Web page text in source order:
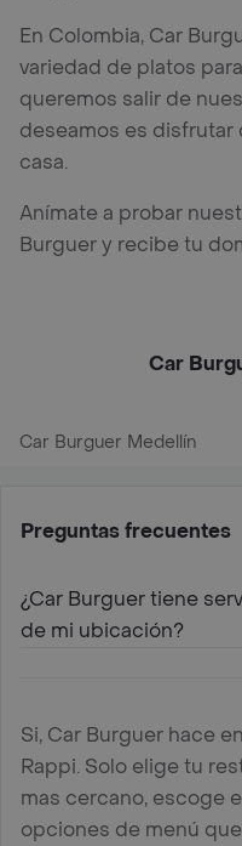
En Colombia, Car
variedad de platos
queremos salir de
deseamos es disfrutar
casa.
Anímate a probar
Burguer y recibe tu
Car
Car Burguer Medellín
Preguntas frecuentes
¿Car Burguer tiene
de mi ubicación?
Si, Car Burguer hace
Rappi. Solo elige tu
mas cercano, escoge
opciones de menú